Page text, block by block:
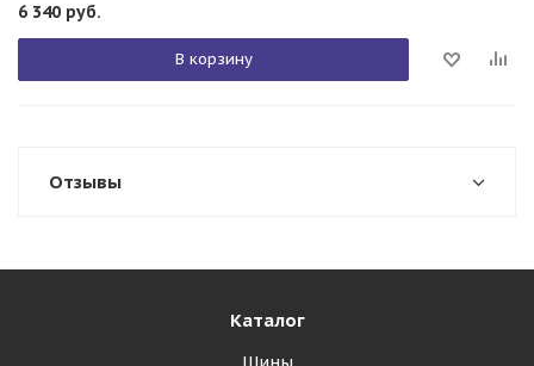
6 340 руб.
В корзину
Отзывы
Каталог